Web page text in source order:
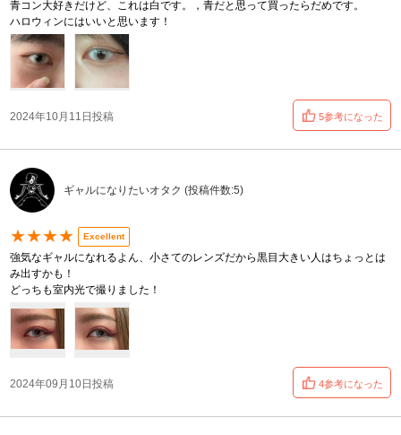
青コン大好きだけど、これは白です。，青だと思って買ったらだめです。
ハロウィンにはいいと思います！
2024年10月11日投稿 5参考になった
ギャルになりたいオタク (投稿件数:5)
★★★★ Excellent
強気なギャルになれるよん、小さてのレンズだから黒目大きい人はちょっとは
み出すかも！
どっちも室内光で撮りました！
2024年09月10日投稿 4参考になった